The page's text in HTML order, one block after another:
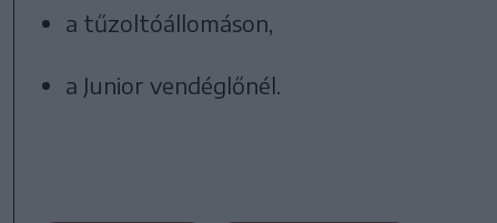
a tűzoltóállomáson,
a Junior vendéglőnél.